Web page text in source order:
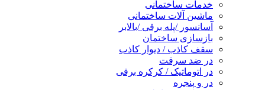
خدمات ساختمانی
ماشین آلات ساختمانی
آسانسور /پله برقی /بالابر
بازسازی ساختمان
سقف کاذب / دیوار کاذب
در ضد سرقت
در اتوماتیک / کرکره برقی
در و پنجره